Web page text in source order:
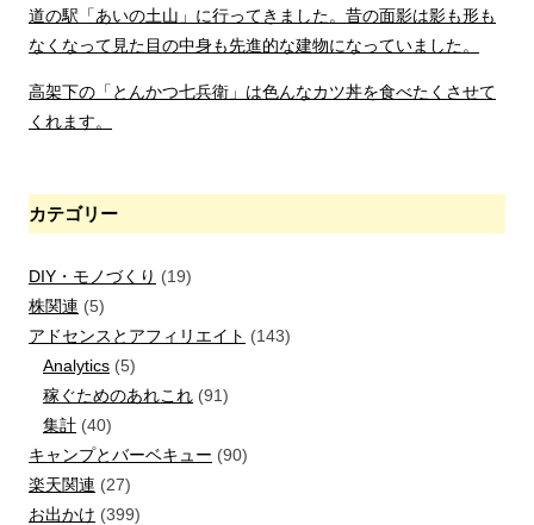
道の駅「あいの土山」に行ってきました。昔の面影は影も形も
なくなって見た目の中身も先進的な建物になっていました。
高架下の「とんかつ七兵衛」は色んなカツ丼を食べたくさせて
くれます。
カテゴリー
DIY・モノづくり (19)
株関連 (5)
アドセンスとアフィリエイト (143)
Analytics (5)
稼ぐためのあれこれ (91)
集計 (40)
キャンプとバーベキュー (90)
楽天関連 (27)
お出かけ (399)